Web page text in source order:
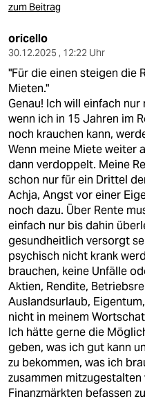
zum Beitrag
oricello
30.12.2025 , 12:22 Uhr
"Für die einen steigen die
Mieten."
Genau! Ich will einfach
wenn ich in 15 Jahren im
noch krauchen kann,
Wenn meine Miete weiter
dann verdoppelt. Meine
schon nur für ein Drittel
Achja, Angst vor einer
noch dazu. Über Rente
einfach nur bis dahin
gesundheitlich versorgt
psychisch nicht krank
brauchen, keine Unfälle
Aktien, Rendite,
Auslandsurlaub,
nicht in meinem
Ich hätte gerne die
geben, was ich gut kann
zu bekommen, was ich
zusammen
Finanzmärkten befassen